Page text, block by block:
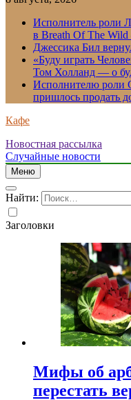
Исполнитель роли
в Breath Of The
Джессика Бил
«Буду играть
Том Холланд — о
Исполнителю роли
пришлось продать
Кафе
Новостная рассылка
Случайные новости
Меню
Найти:
Заголовки
Мифы об
перестать